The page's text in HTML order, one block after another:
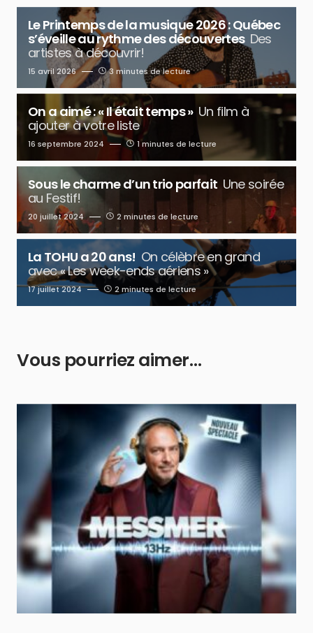
Le Printemps de la musique 2026 : Québec
s’éveille au rythme des découvertes Des
artistes à découvrir!
15 avril 2026 3 minutes de lecture
On a aimé : « Il était temps » Un film à
ajouter à votre liste
16 septembre 2024 1 minutes de lecture
Sous le charme d’un trio parfait Une soirée
au Festif!
20 juillet 2024 2 minutes de lecture
La TOHU a 20 ans! On célèbre en grand
avec « Les week-ends aériens »
17 juillet 2024 2 minutes de lecture
Vous pourriez aimer…